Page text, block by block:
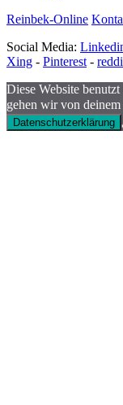
Reinbek-Online
Social Media:
Xing - Pinterest-
Diese Website
gehen wir von
Datenschutzerklärung